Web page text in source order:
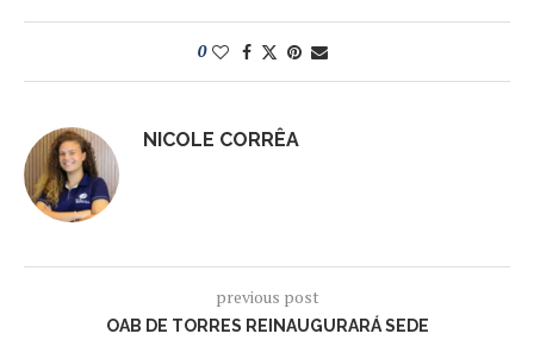
0
NICOLE CORRÊA
previous post
OAB DE TORRES REINAUGURARÁ SEDE